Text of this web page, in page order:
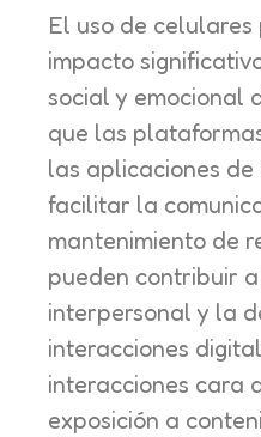
El uso de
impacto
social y emocional
que las
las aplicaciones
facilitar la
mantenimiento de
pueden contribuir
interpersonal y la
interacciones
interacciones cara
exposición a